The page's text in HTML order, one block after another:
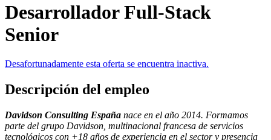
Desarrollador Full-Stack
Senior
Desafortunadamente esta oferta se encuentra inactiva.
Descripción del empleo
Davidson Consulting España nace en el año 2014. Formamos
parte del grupo Davidson, multinacional francesa de servicios
tecnológicos con +18 años de experiencia en el sector y presencia